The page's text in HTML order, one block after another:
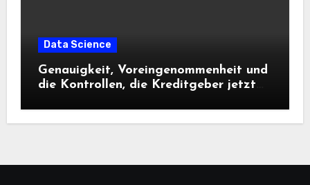
Data Science
Genauigkeit, Voreingenommenheit und
die Kontrollen, die Kreditgeber jetzt